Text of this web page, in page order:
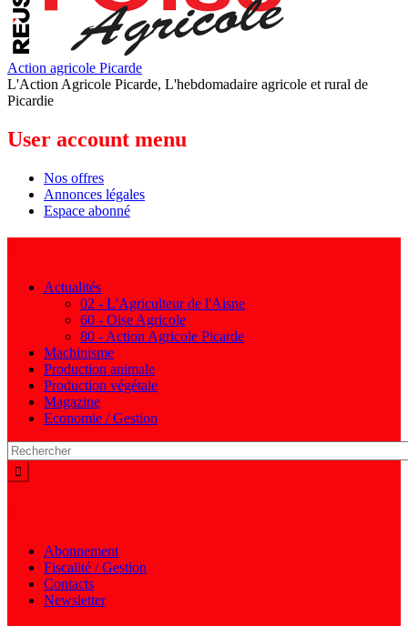
Action agricole Picarde
L'Action Agricole Picarde, L'hebdomadaire agricole et rural de
Picardie
User account menu
Nos offres
Annonces légales
Espace abonné
Actualités
02 - L'Agriculteur de l'Aisne
60 - Oise Agricole
80 - Action Agricole Picarde
Machinisme
Production animale
Production végétale
Magazine
Economie / Gestion
Abonnement
Fiscalité / Gestion
Contacts
Newsletter